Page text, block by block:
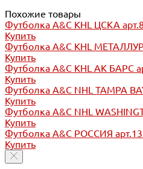
Похожие товары
Футболка A&C KHL ЦСКА
Купить
Футболка A&C KHL
Купить
Футболка A&C KHL АК БАРС
Купить
Футболка A&C NHL TAMPA
Купить
Футболка A&C NHL
Купить
Футболка A&C РОССИЯ
Купить